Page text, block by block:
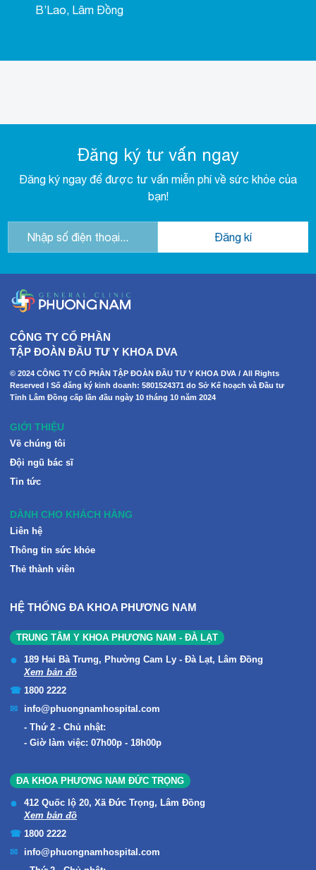
B’Lao, Lâm Đồng
Đăng ký tư vấn ngay
Đăng ký ngay để được tư vấn miễn phí về sức khỏe của
bạn!
CÔNG TY CỔ PHẦN
TẬP ĐOÀN ĐẦU TƯ Y KHOA DVA
© 2024 CÔNG TY CỔ PHẦN TẬP ĐOÀN ĐẦU TƯ Y KHOA DVA / All Rights
Reserved I Số đăng ký kinh doanh: 5801524371 do Sở Kế hoạch và Đầu tư
Tỉnh Lâm Đồng cấp lần đầu ngày 10 tháng 10 năm 2024
GIỚI THIỆU
Về chúng tôi
Đội ngũ bác sĩ
Tin tức
DÀNH CHO KHÁCH HÀNG
Liên hệ
Thông tin sức khỏe
Thẻ thành viên
HỆ THỐNG ĐA KHOA PHƯƠNG NAM
TRUNG TÂM Y KHOA PHƯƠNG NAM - ĐÀ LẠT
189 Hai Bà Trưng, Phường Cam Ly - Đà Lạt, Lâm Đồng
Xem bản đồ
1800 2222
info@phuongnamhospital.com
Thứ 2 - Chủ nhật:
Giờ làm việc: 07h00p - 18h00p
ĐA KHOA PHƯƠNG NAM ĐỨC TRỌNG
412 Quốc lộ 20, Xã Đức Trọng, Lâm Đồng
Xem bản đồ
1800 2222
info@phuongnamhospital.com